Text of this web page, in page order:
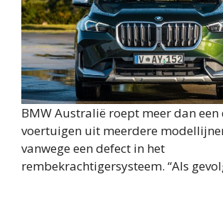
BMW Australië roept meer dan
voertuigen uit meerdere
vanwege een defect in het
rembekrachtigersysteem. “Als